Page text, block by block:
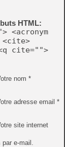
HTML:
cite="">
nom *
adresse email *
site internet
par e-mail.